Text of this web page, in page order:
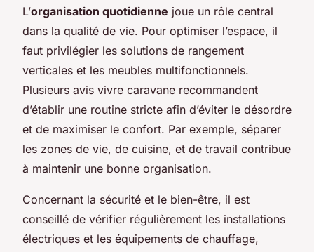
L’organisation quotidienne joue un rôle central
dans la qualité de vie. Pour optimiser l’espace, il
faut privilégier les solutions de rangement
verticales et les meubles multifonctionnels.
Plusieurs avis vivre caravane recommandent
d’établir une routine stricte afin d’éviter le désordre
et de maximiser le confort. Par exemple, séparer
les zones de vie, de cuisine, et de travail contribue
à maintenir une bonne organisation.
Concernant la sécurité et le bien-être, il est
conseillé de vérifier régulièrement les installations
électriques et les équipements de chauffage,